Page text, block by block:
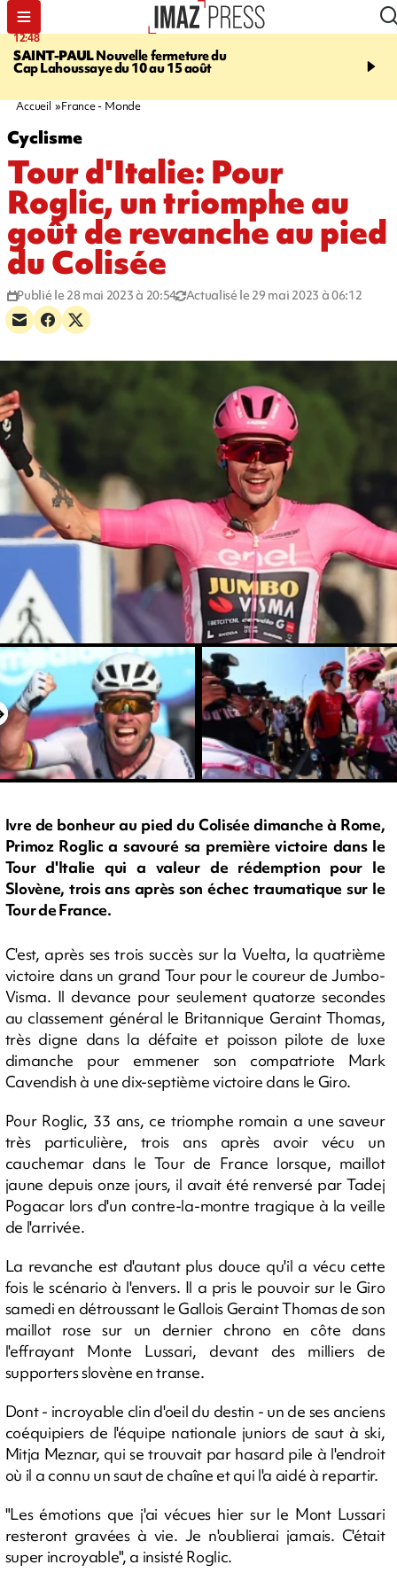
12:48
SAINT-PAULNouvelle fermeture du
Cap Lahoussaye du 10 au 15 août
14:23
massif de migrants, la
Accueil France - Monde
Cyclisme
Tour d'Italie: Pour
Roglic, un triomphe au
goût de revanche au pied
du Colisée
Publié le 28 mai 2023 à 20:54 Actualisé le 29 mai 2023 à 06:12
Ivre de bonheur au pied du Colisée dimanche à Rome,
Primoz Roglic a savouré sa première victoire dans le
Tour d'Italie qui a valeur de rédemption pour le
Slovène, trois ans après son échec traumatique sur le
Tour de France.
C'est, après ses trois succès sur la Vuelta, la quatrième
victoire dans un grand Tour pour le coureur de Jumbo-
Visma. Il devance pour seulement quatorze secondes
au classement général le Britannique Geraint Thomas,
très digne dans la défaite et poisson pilote de luxe
dimanche pour emmener son compatriote Mark
Cavendish à une dix-septième victoire dans le Giro.
Pour Roglic, 33 ans, ce triomphe romain a une saveur
très particulière, trois ans après avoir vécu un
cauchemar dans le Tour de France lorsque, maillot
jaune depuis onze jours, il avait été renversé par Tadej
Pogacar lors d'un contre-la-montre tragique à la veille
de l'arrivée.
La revanche est d'autant plus douce qu'il a vécu cette
fois le scénario à l'envers. Il a pris le pouvoir sur le Giro
samedi en détroussant le Gallois Geraint Thomas de son
maillot rose sur un dernier chrono en côte dans
l'effrayant Monte Lussari, devant des milliers de
supporters slovène en transe.
Dont - incroyable clin d'oeil du destin - un de ses anciens
coéquipiers de l'équipe nationale juniors de saut à ski,
Mitja Meznar, qui se trouvait par hasard pile à l'endroit
où il a connu un saut de chaîne et qui l'a aidé à repartir.
"Les émotions que j'ai vécues hier sur le Mont Lussari
resteront gravées à vie. Je n'oublierai jamais. C'était
super incroyable", a insisté Roglic.